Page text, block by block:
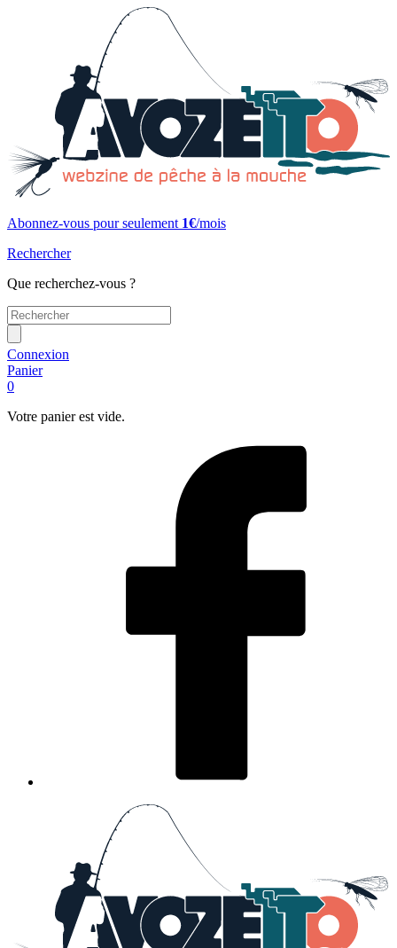
Abonnez-vous pour seulement 1€/mois
Rechercher
Que recherchez-vous ?
Connexion
Panier
0
Votre panier est vide.